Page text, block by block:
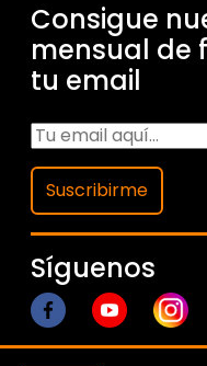
Consigue
mensual de
tu email
Suscribirme
Síguenos